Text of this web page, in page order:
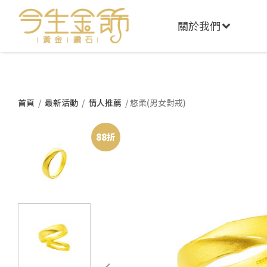
關於我們
首頁 / 最新活動 / 情人推薦 / 悠柔(男女對戒)
88折